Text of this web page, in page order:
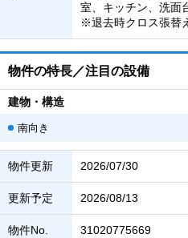
室、キッチン、洗面
※退去時クロス張替
物件の特長／注目の設備
建物・構造
南向き
物件更新 2026/07/30
更新予定 2026/08/13
物件No. 31020775669